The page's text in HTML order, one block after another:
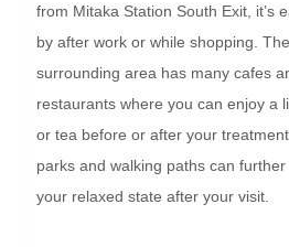
from Mitaka Station South Exit, it’s
by after work or while shopping. The
surrounding area has many cafes
restaurants where you can enjoy a
or tea before or after your
parks and walking paths can
your relaxed state after your visit.